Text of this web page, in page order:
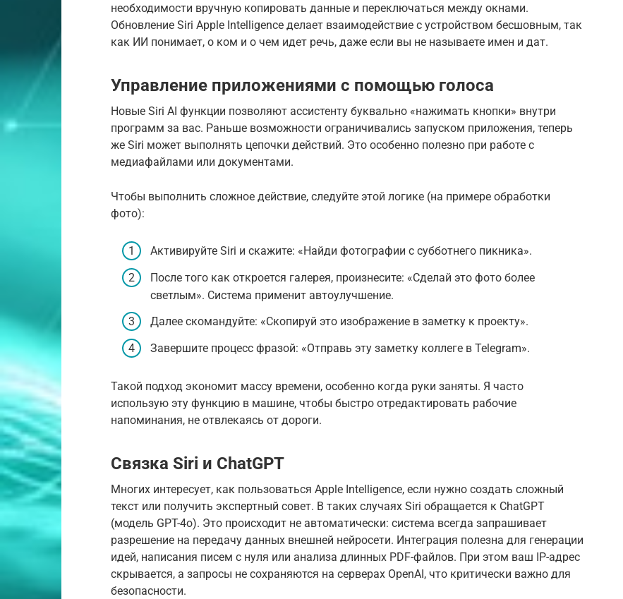
необходимости вручную копировать данные и переключаться между окнами.
Обновление Siri Apple Intelligence делает взаимодействие с устройством бесшовным, так
как ИИ понимает, о ком и о чем идет речь, даже если вы не называете имен и дат.
Управление приложениями с помощью голоса
Новые Siri AI функции позволяют ассистенту буквально «нажимать кнопки» внутри
программ за вас. Раньше возможности ограничивались запуском приложения, теперь
же Siri может выполнять цепочки действий. Это особенно полезно при работе с
медиафайлами или документами.
Чтобы выполнить сложное действие, следуйте этой логике (на примере обработки
фото):
Активируйте Siri и скажите: «Найди фотографии с субботнего пикника».
После того как откроется галерея, произнесите: «Сделай это фото более
светлым». Система применит автоулучшение.
Далее скомандуйте: «Скопируй это изображение в заметку к проекту».
Завершите процесс фразой: «Отправь эту заметку коллеге в Telegram».
Такой подход экономит массу времени, особенно когда руки заняты. Я часто
использую эту функцию в машине, чтобы быстро отредактировать рабочие
напоминания, не отвлекаясь от дороги.
Связка Siri и ChatGPT
Многих интересует, как пользоваться Apple Intelligence, если нужно создать сложный
текст или получить экспертный совет. В таких случаях Siri обращается к ChatGPT
(модель GPT-4o). Это происходит не автоматически: система всегда запрашивает
разрешение на передачу данных внешней нейросети. Интеграция полезна для генерации
идей, написания писем с нуля или анализа длинных PDF-файлов. При этом ваш IP-адрес
скрывается, а запросы не сохраняются на серверах OpenAI, что критически важно для
безопасности.